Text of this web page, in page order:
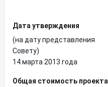
Дата утверждения
(на дату представления
Совету)
14 марта 2013 года
Общая стоимость проекта